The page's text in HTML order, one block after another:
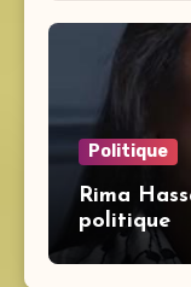
Politique
Rima
politique